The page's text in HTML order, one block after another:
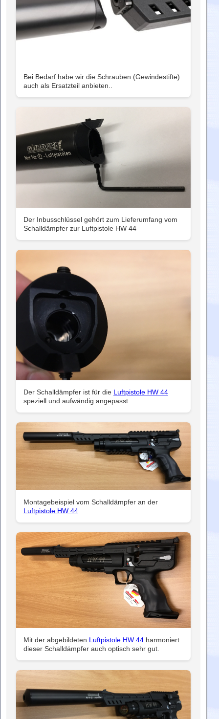
Bei Bedarf habe wir die Schrauben (Gewindestifte)
auch als Ersatzteil anbieten..
Der Inbusschlüssel gehört zum Lieferumfang vom
Schalldämpfer zur Luftpistole HW 44
Der Schalldämpfer ist für die Luftpistole HW 44
speziell und aufwändig angepasst
Montagebeispiel vom Schalldämpfer an der
Luftpistole HW 44
Mit der abgebildeten Luftpistole HW 44 harmoniert
dieser Schalldämpfer auch optisch sehr gut.